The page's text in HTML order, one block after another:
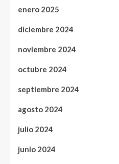
enero 2025
diciembre 2024
noviembre 2024
octubre 2024
septiembre 2024
agosto 2024
julio 2024
junio 2024